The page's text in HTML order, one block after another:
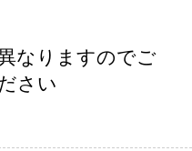
なりますのでご
さい